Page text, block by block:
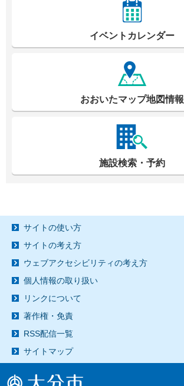
イベントカレンダー
おおいたマップ地図情報
施設検索・予約
サイトの使い方
サイトの考え方
ウェブアクセシビリティの考え方
個人情報の取り扱い
リンクについて
著作権・免責
RSS配信一覧
サイトマップ